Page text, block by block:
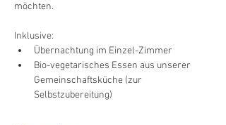
möchten.
Inklusive:
Übernachtung im Einzel-Zimmer
Bio-vegetarisches Essen aus unserer
Gemeinschaftsküche (zur
Selbstzubereitung)